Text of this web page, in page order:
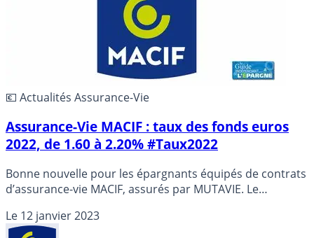
💶 Actualités Assurance-Vie
Assurance-Vie MACIF : taux des fonds euros
2022, de 1.60 à 2.20% #Taux2022
Bonne nouvelle pour les épargnants équipés de contrats
d’assurance-vie MACIF, assurés par MUTAVIE. Le
mutuelle confirme le changement de cap.
Le 12 janvier 2023